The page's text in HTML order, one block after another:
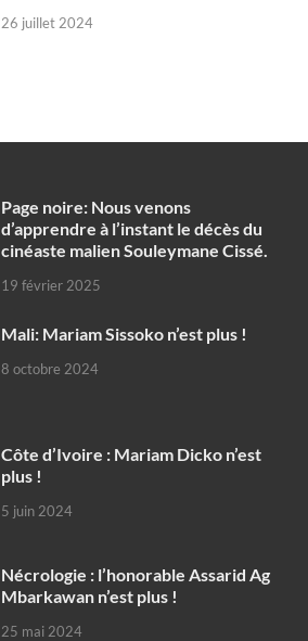
26 juillet 2024
Page noire: Nous venons
d’apprendre à l’instant le décès du
cinéaste malien Souleymane Cissé.
19 février 2025
Mali: Mariam Sissoko n’est plus !
8 octobre 2024
Côte d’Ivoire : Mariam Dicko n’est
plus !
5 juin 2024
Nécrologie : l’honorable Assarid Ag
Mbarkawan n’est plus !
25 mai 2024